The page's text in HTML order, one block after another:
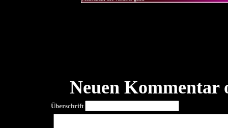
Neuen Kommentar
Überschrift